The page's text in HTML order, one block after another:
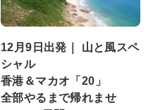
12月9日出発｜ 山と風スペ
シャル
香港＆マカオ「20」
全部やるまで帰れませ